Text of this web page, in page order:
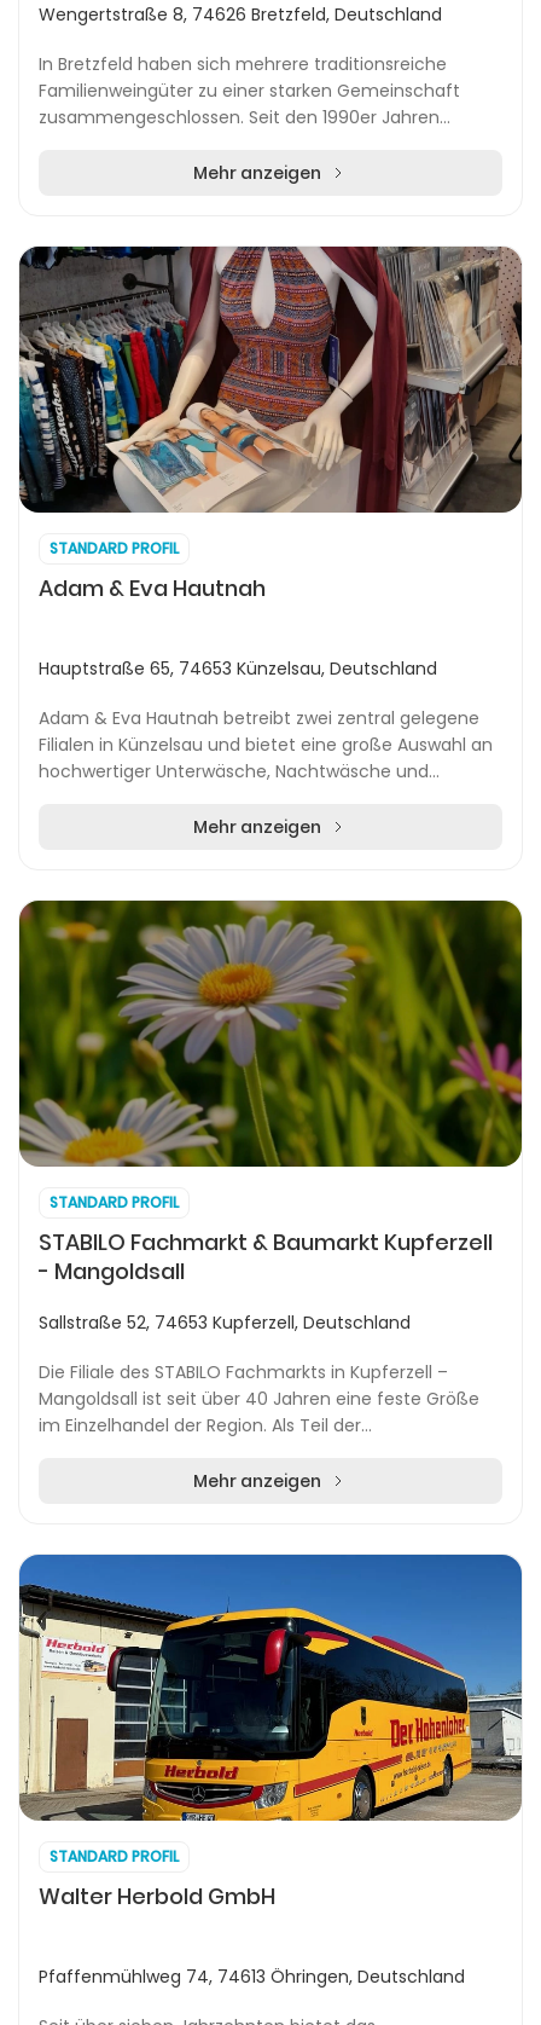
Wengertstraße 8, 74626 Bretzfeld, Deutschland
In Bretzfeld haben sich mehrere traditionsreiche
Familienweingüter zu einer starken Gemeinschaft
zusammengeschlossen. Seit den 1990er Jahren
Mehr anzeigen
STANDARD PROFIL
Adam & Eva Hautnah
Hauptstraße 65, 74653 Künzelsau, Deutschland
Adam & Eva Hautnah betreibt zwei zentral gelegene
Filialen in Künzelsau und bietet eine große Auswahl an
hochwertiger Unterwäsche, Nachtwäsche und
Mehr anzeigen
STANDARD PROFIL
STABILO Fachmarkt & Baumarkt Kupferzell
- Mangoldsall
Sallstraße 52, 74653 Kupferzell, Deutschland
Die Filiale des STABILO Fachmarkts in Kupferzell –
Mangoldsall ist seit über 40 Jahren eine feste Größe
im Einzelhandel der Region. Als Teil der
Mehr anzeigen
STANDARD PROFIL
Walter Herbold GmbH
Pfaffenmühlweg 74, 74613 Öhringen, Deutschland